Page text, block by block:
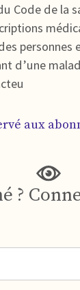
Code de la
personnes
d’une
aux
?